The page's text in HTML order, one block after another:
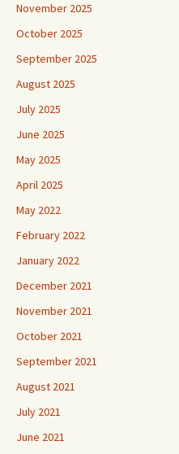
November 2025
October 2025
September 2025
August 2025
July 2025
June 2025
May 2025
April 2025
May 2022
February 2022
January 2022
December 2021
November 2021
October 2021
September 2021
August 2021
July 2021
June 2021